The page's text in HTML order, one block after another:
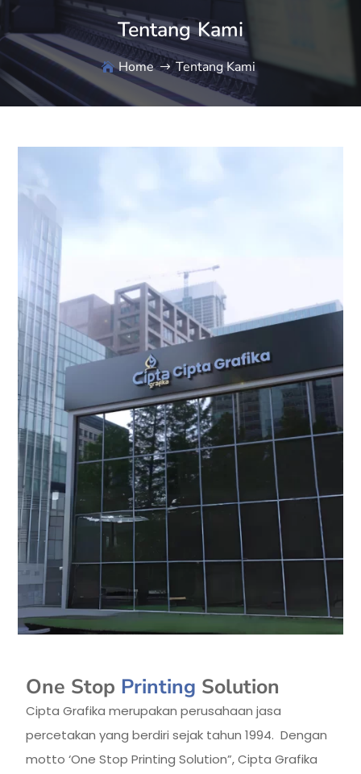
Tentang Kami
Home Tentang Kami
One Stop Printing Solution
Cipta Grafika merupakan perusahaan jasa
percetakan yang berdiri sejak tahun 1994. Dengan
motto ‘One Stop Printing Solution”, Cipta Grafika